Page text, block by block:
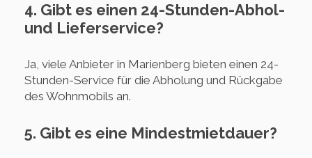
4. Gibt es einen 24-Stunden-Abhol-
und Lieferservice?
Ja, viele Anbieter in Marienberg bieten einen 24-
Stunden-Service für die Abholung und Rückgabe
des Wohnmobils an.
5. Gibt es eine Mindestmietdauer?